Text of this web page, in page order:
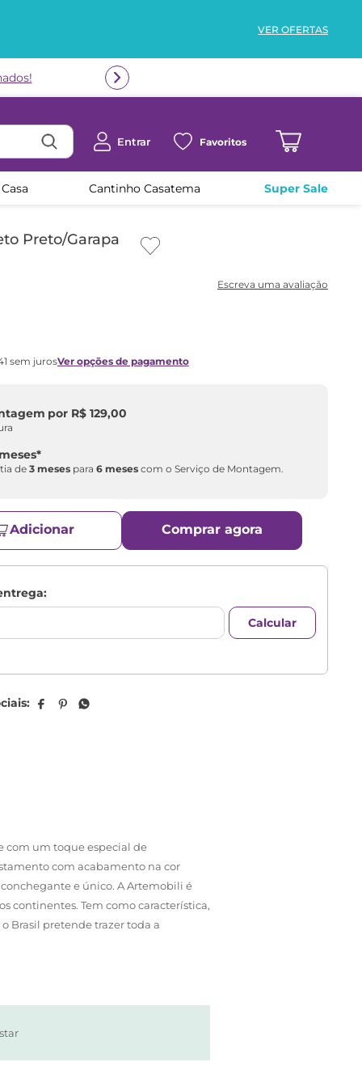
VER OFERTAS
Entrar Favoritos
Cantinho Casatema Super Sale
Preto/Garapa
sem jurosVer opções de pagamento
por R$ 129,00
*
de3 meses para6 meses com o Serviço de Montagem.
Adicionar Comprar agora
com um toque especial de
com acabamento na cor
e único. A Artemobili é
continentes. Tem como característica,
Brasil pretende trazer toda a